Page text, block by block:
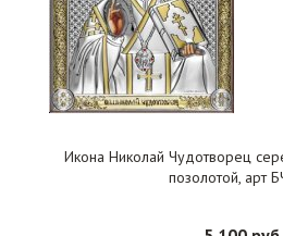
Икона Николай Чудотворец
позолотой, арт